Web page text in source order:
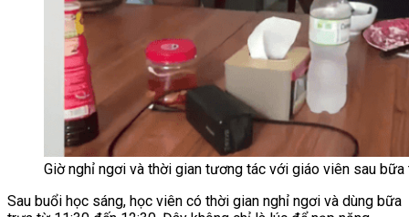
Giờ nghỉ ngơi và thời gian tương tác với giáo viên sau
Sau buổi học sáng, học viên có thời gian nghỉ ngơi và dùng bữa